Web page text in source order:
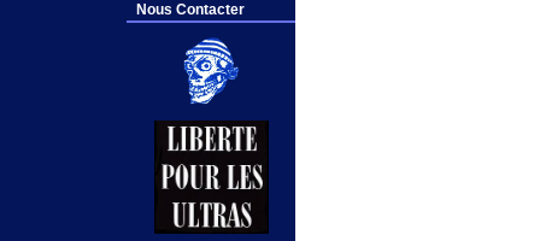
Nous Contacter